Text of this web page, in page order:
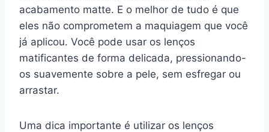
acabamento matte. E o melhor de tudo é que
eles não comprometem a maquiagem que você
já aplicou. Você pode usar os lenços
matificantes de forma delicada, pressionando-
os suavemente sobre a pele, sem esfregar ou
arrastar.
Uma dica importante é utilizar os lenços